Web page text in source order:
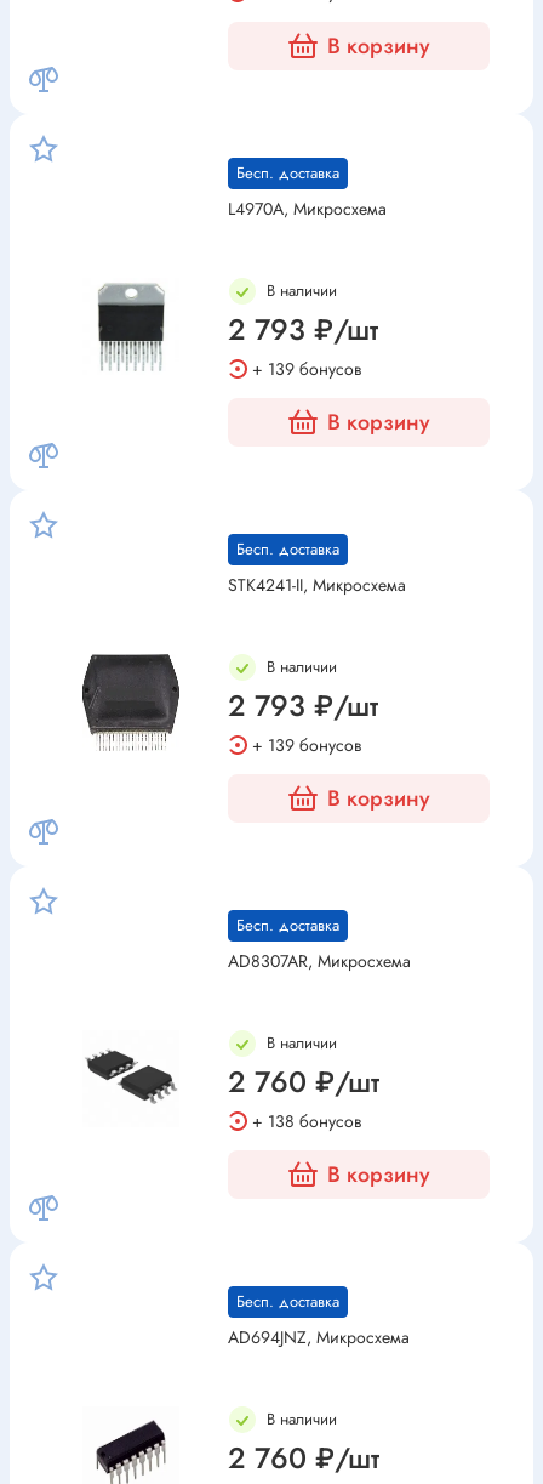
В корзину
Бесп. доставка
L4970A, Микросхема
В наличии
2 793 ₽/шт
+ 139 бонусов
В корзину
Бесп. доставка
STK4241-II, Микросхема
В наличии
2 793 ₽/шт
+ 139 бонусов
В корзину
Бесп. доставка
AD8307AR, Микросхема
В наличии
2 760 ₽/шт
+ 138 бонусов
В корзину
Бесп. доставка
AD694JNZ, Микросхема
В наличии
2 760 ₽/шт